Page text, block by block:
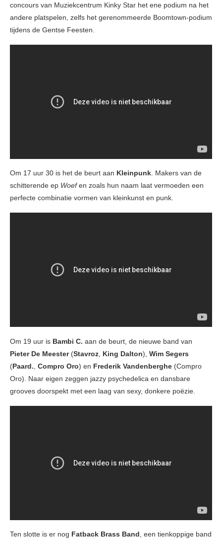
concours van Muziekcentrum Kinky Star het ene podium na het
andere platspelen, zelfs het gerenommeerde Boomtown-podium
tijdens de Gentse Feesten.
Om 17 uur 30 is het de beurt aan Kleinpunk. Makers van de
schitterende ep Woefen zoals hun naam laat vermoeden een
perfecte combinatie vormen van kleinkunst en punk.
Om 19 uur is Bambi C. aan de beurt, de nieuwe band van
Pieter De Meester(Stavroz King Dalton), Wim Segers
(Paard. Compro Oro) en Frederik Vandenberghe (Compro
Oro). Naar eigen zeggen jazzy psychedelica en dansbare
grooves doorspekt met een laag van sexy, donkere poëzie.
Ten slotte is er nog Fatback Brass Band, een tienkoppige band